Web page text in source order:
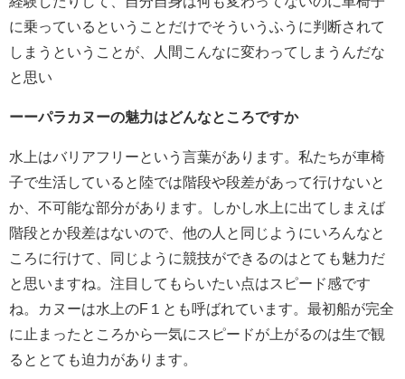
に乗っているということだけでそういうふうに判断されて
しまうということが、人間こんなに変わってしまうんだな
と思い
ーーパラカヌーの魅力はどんなところですか
水上はバリアフリーという言葉があります。私たちが車椅
子で生活していると陸では階段や段差があって行けないと
か、不可能な部分があります。しかし水上に出てしまえば
階段とか段差はないので、他の人と同じようにいろんなと
ころに行けて、同じように競技ができるのはとても魅力だ
と思いますね。注目してもらいたい点はスピード感です
ね。カヌーは水上のF１とも呼ばれています。最初船が完全
に止まったところから一気にスピードが上がるのは生で観
るととても迫力があります。